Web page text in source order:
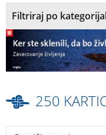
Filtriraj po
250